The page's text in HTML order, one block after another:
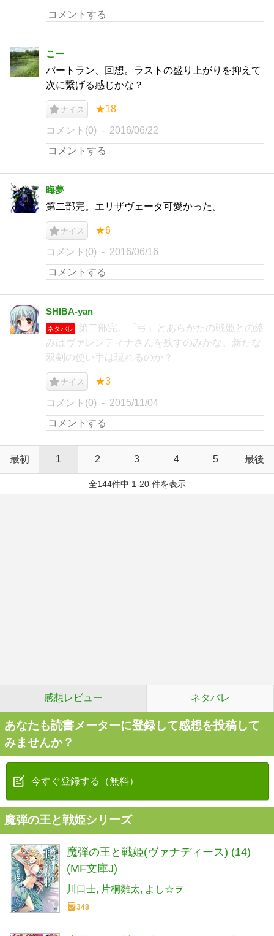
こー
バートラン、回想。ラストの盛り上がりを抑えて
次に繋げる感じかな？
ナイス ★18
コメント(0) 2016/06/22
晦夢
第二部完。エリザヴェータ可愛かった。
ナイス ★6
コメント(0) 2016/06/16
SHIBA-yan
ネタバレ
第二部完。「弓」とあらかたの戦姫との絡
みはヴァレンティナさんを残すのみかな。新たな
双剣の使い手は現れるのか？
ナイス ★3
コメント(0) 2015/11/04
最初 1 2 3 4 5 最後
全144件中 1-20 件を表示
感想レビュー ネタバレ
あなたも読書メーターに登録して感想を投稿して
みませんか？
今すぐ登録する（無料）
魔弾の王と戦姫シリーズ
魔弾の王と戦姫(ヴァナディース) (14)
(MF文庫J)
川口士 片桐雛太 よし☆ヲ
348